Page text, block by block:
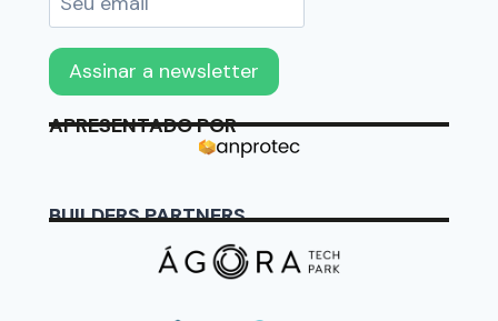
APRESENTADO POR
BUILDERS PARTNERS